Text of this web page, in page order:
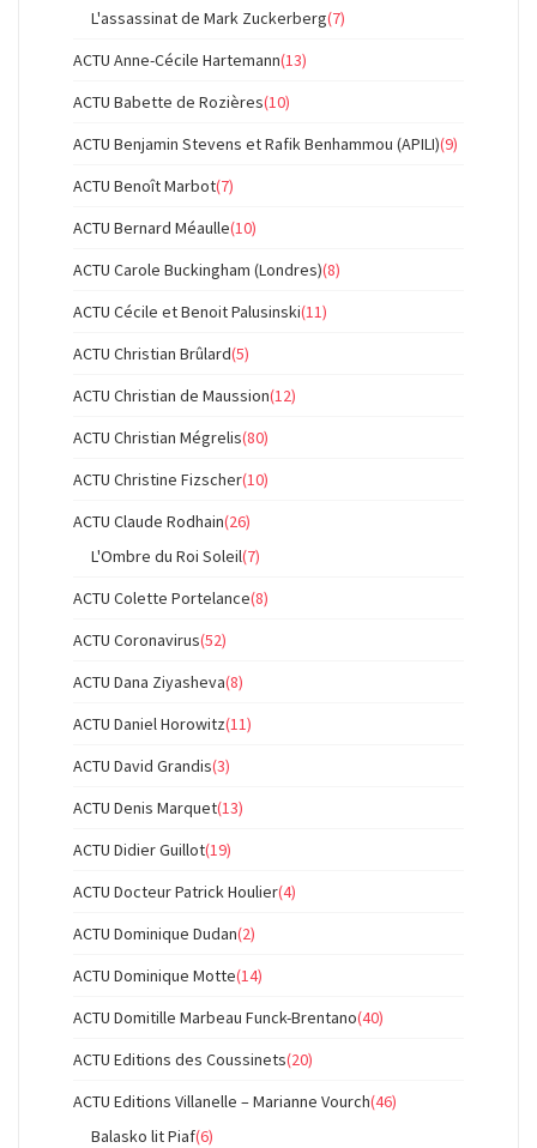
L'assassinat de Mark Zuckerberg(7)
ACTU Anne-Cécile Hartemann(13)
ACTU Babette de Rozières(10)
ACTU Benjamin Stevens et Rafik Benhammou (APILI)(9)
ACTU Benoît Marbot(7)
ACTU Bernard Méaulle(10)
ACTU Carole Buckingham (Londres)(8)
ACTU Cécile et Benoit Palusinski(11)
ACTU Christian Brûlard(5)
ACTU Christian de Maussion(12)
ACTU Christian Mégrelis(80)
ACTU Christine Fizscher(10)
ACTU Claude Rodhain(26)
L'Ombre du Roi Soleil(7)
ACTU Colette Portelance(8)
ACTU Coronavirus(52)
ACTU Dana Ziyasheva(8)
ACTU Daniel Horowitz(11)
ACTU David Grandis(3)
ACTU Denis Marquet(13)
ACTU Didier Guillot(19)
ACTU Docteur Patrick Houlier(4)
ACTU Dominique Dudan(2)
ACTU Dominique Motte(14)
ACTU Domitille Marbeau Funck-Brentano(40)
ACTU Editions des Coussinets(20)
ACTU Editions Villanelle – Marianne Vourch(46)
Balasko lit Piaf(6)